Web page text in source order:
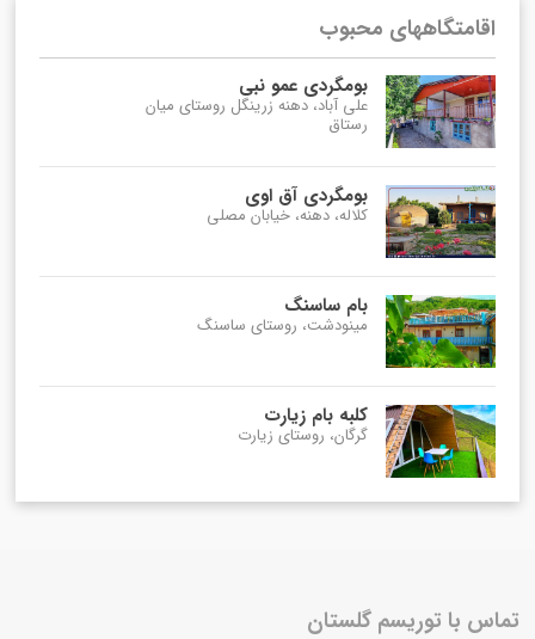
اقامتگاههای محبوب
بومگردی عمو نبی
علی آباد، دهنه زرینگل روستای میان
رستاق
بومگردی آق اوی
کلاله، دهنه، خیابان مصلی
بام ساسنگ
مینودشت، روستای ساسنگ
کلبه بام زیارت
گرگان، روستای زیارت
تماس با توریسم گلستان